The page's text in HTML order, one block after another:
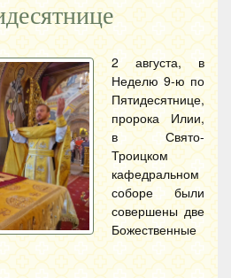
2 августа, в
Неделю 9-ю по
Пятидесятнице,
пророка Илии,
в Свято-
Троицком
кафедральном
соборе были
совершены две
Божественные